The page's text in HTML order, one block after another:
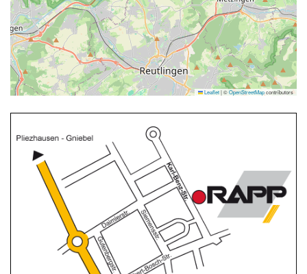
Leaflet|©OpenStreetMapcontributors